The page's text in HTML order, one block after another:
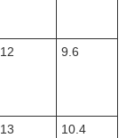
12 9.6
13 10.4